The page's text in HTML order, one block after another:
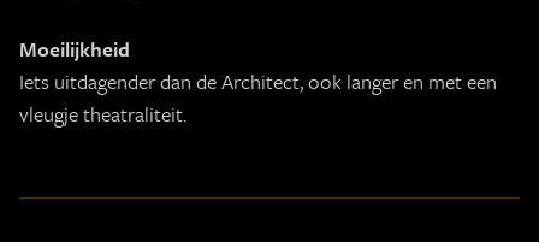
Moeilijkheid
Iets uitdagender dan de Architect, ook langer en met een
vleugje theatraliteit.